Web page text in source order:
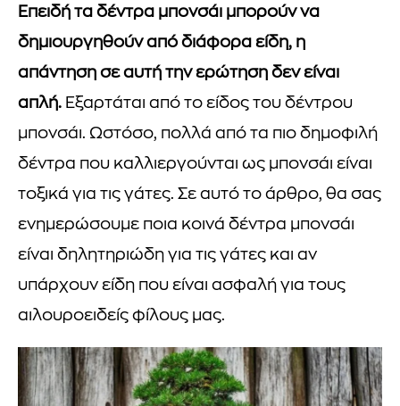
Επειδή τα δέντρα μπονσάι μπορούν να
δημιουργηθούν από διάφορα είδη, η
απάντηση σε αυτή την ερώτηση δεν είναι
απλή. Εξαρτάται από το είδος του δέντρου
μπονσάι. Ωστόσο, πολλά από τα πιο δημοφιλή
δέντρα που καλλιεργούνται ως μπονσάι είναι
τοξικά για τις γάτες. Σε αυτό το άρθρο, θα σας
ενημερώσουμε ποια κοινά δέντρα μπονσάι
είναι δηλητηριώδη για τις γάτες και αν
υπάρχουν είδη που είναι ασφαλή για τους
αιλουροειδείς φίλους μας.